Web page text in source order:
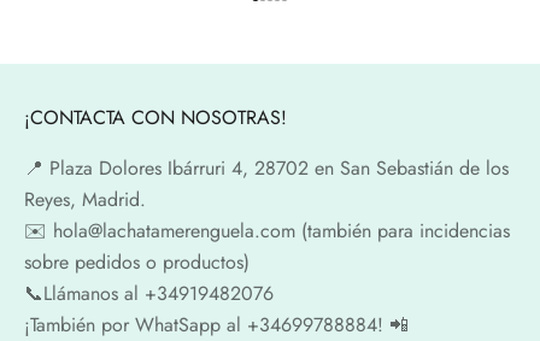
Ir al artículo 1
Ir al artículo 2
Ir al artículo 3
Ir al artículo 4
Ir al artículo 5
¡CONTACTA CON NOSOTRAS!
📍​ Plaza Dolores Ibárruri 4, 28702 en San Sebastián de los
Reyes, Madrid.
✉️​ hola@lachatamerenguela.com (también para incidencias
sobre pedidos o productos)
📞​​Llámanos al +34919482076
¡También por WhatSapp al +34699788884! 📲